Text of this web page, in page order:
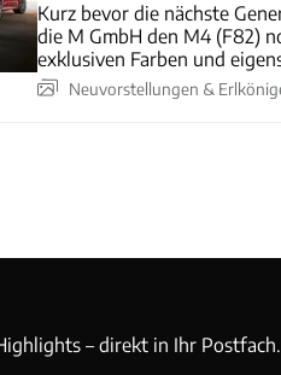
Kurz bevor die nächste
die M GmbH den M4 (F82)
exklusiven Farben und
Neuvorstellungen &
– direkt in Ihr Postfach.